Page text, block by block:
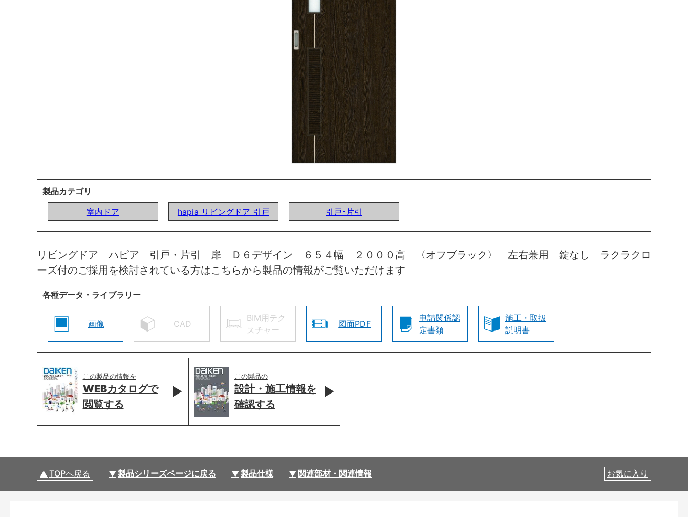
製品カテゴリ
室内ドア
hapia リビングドア 引戸 引戸･片引
リビングドア ハピア 引戸・片引 扉 Ｄ６デザイン ６５４幅 ２０００高 〈オフブラック〉 左右兼用 錠なし ラクラクロ
ーズ付のご採用を検討されている方はこちらから製品の情報がご覧いただけます
各種データ・ライブラリー
画像 CAD
BIM用テク
スチャー
図面PDF
申請関係認
定書類
施工・取扱
説明書
この製品の情報を
WEBカタログで
閲覧する
この製品の
設計・施工情報を
確認する
TOPへ戻る 製品シリーズページに戻る 製品仕様 関連部材・関連情報 お気に入り